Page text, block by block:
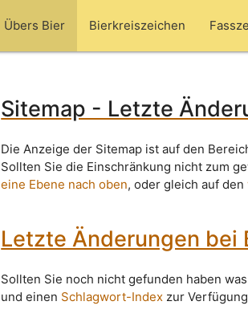
Übers Bier Bierkreiszeichen
Sitemap - Letzte
Die Anzeige der Sitemap ist auf den
Sollten Sie die Einschränkung nicht zum
eine Ebene nach oben, oder gleich auf den
Letzte Änderungen bei
Sollten Sie noch nicht gefunden haben
und einen Schlagwort-Index zur